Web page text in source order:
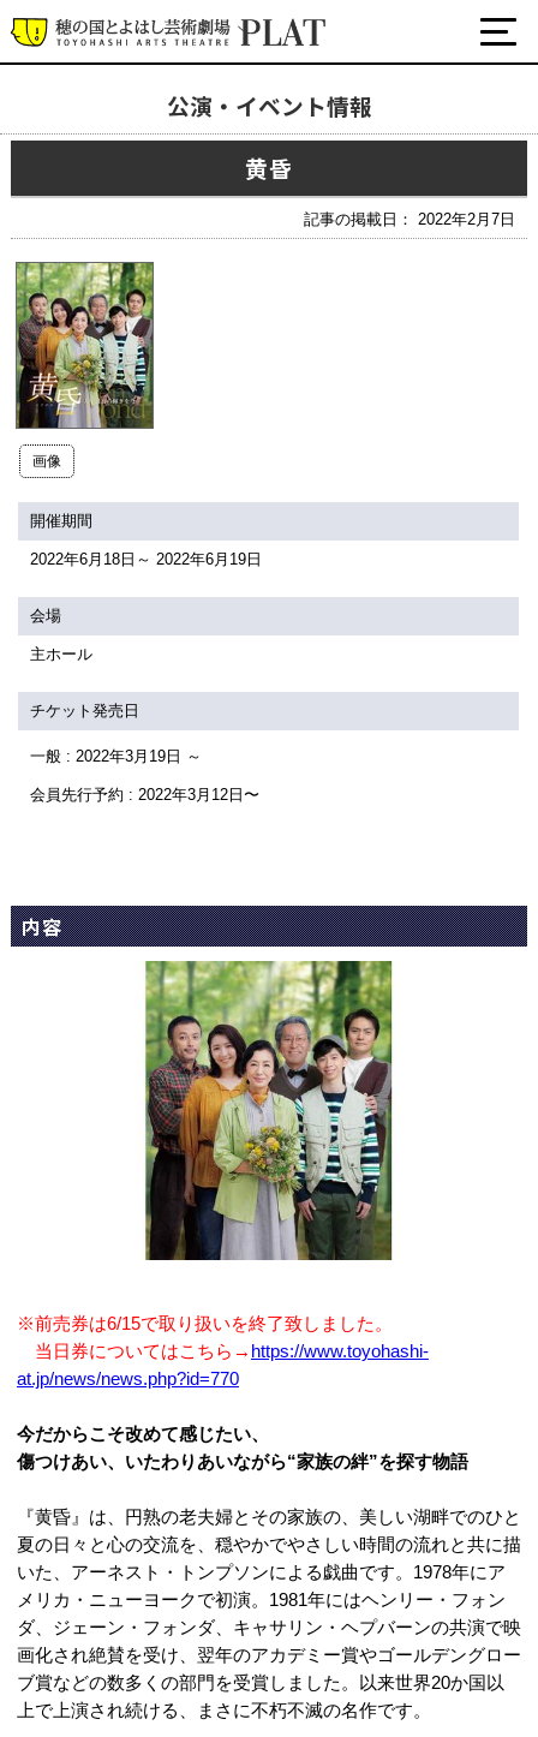
公式SNS
アクセシビリティ/
サービス
プラットニュース
公演・イベント情報
黄昏
記事の掲載日： 2022年2月7日
画像
開催期間
2022年6月18日～ 2022年6月19日
会場
主ホール
チケット発売日
一般 : 2022年3月19日 ～
会員先行予約 : 2022年3月12日〜
内容
※前売券は6/15で取り扱いを終了致しました。
当日券についてはこちら→ https://www.toyohashi-
at.jp/news/news.php?id=770
今だからこそ改めて感じたい、
傷つけあい、いたわりあいながら“家族の絆”を探す物語
『黄昏』は、円熟の老夫婦とその家族の、美しい湖畔でのひと
夏の日々と心の交流を、穏やかでやさしい時間の流れと共に描
いた、アーネスト・トンプソンによる戯曲です。1978年にア
メリカ・ニューヨークで初演。1981年にはヘンリー・フォン
ダ、ジェーン・フォンダ、キャサリン・ヘプバーンの共演で映
画化され絶賛を受け、翌年のアカデミー賞やゴールデングロー
ブ賞などの数多くの部門を受賞しました。以来世界20か国以
上で上演され続ける、まさに不朽不滅の名作です。
最新の公演・イベント情報
演劇・ダンス・音楽など
イベント
プラットについて
チケット・座席表・鑑賞サポートなど
施設の利用について
サポート
関連団体・施設